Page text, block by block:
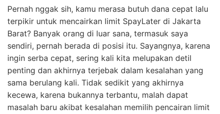
Pernah nggak sih, kamu merasa butuh dana cepat lalu
terpikir untuk mencairkan limit SpayLater di Jakarta
Barat? Banyak orang di luar sana, termasuk saya
sendiri, pernah berada di posisi itu. Sayangnya, karena
ingin serba cepat, sering kali kita melupakan detil
penting dan akhirnya terjebak dalam kesalahan yang
sama berulang kali. Tidak sedikit yang akhirnya
kecewa, karena bukannya terbantu, malah dapat
masalah baru akibat kesalahan memilih pencairan limit